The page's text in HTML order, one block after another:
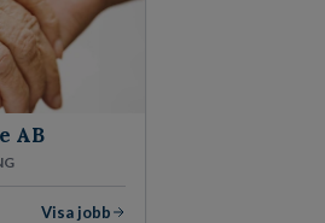
AB
Visa jobb